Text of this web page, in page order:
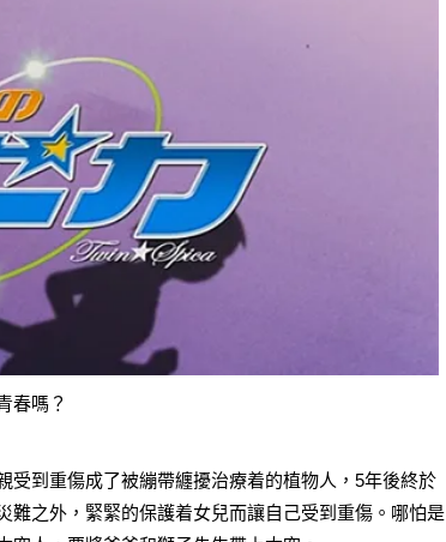
春嗎？
受到重傷成了被繃帶纏擾治療着的植物人，5年後終於
之外，緊緊的保護着女兒而讓自己受到重傷。哪怕是